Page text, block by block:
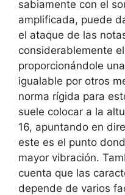
sabiamente con el
amplificada, puede
el ataque de las
considerablemente
proporcionándole
igualable por otros
norma rígida para
suele colocar a la
16, apuntando en
este es el punto
mayor vibración.
cuenta que las
depende de varios